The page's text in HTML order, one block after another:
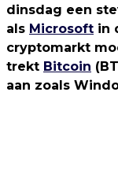
dinsdag een
als Microsoft in
cryptomarkt
trekt Bitcoin
aan zoals